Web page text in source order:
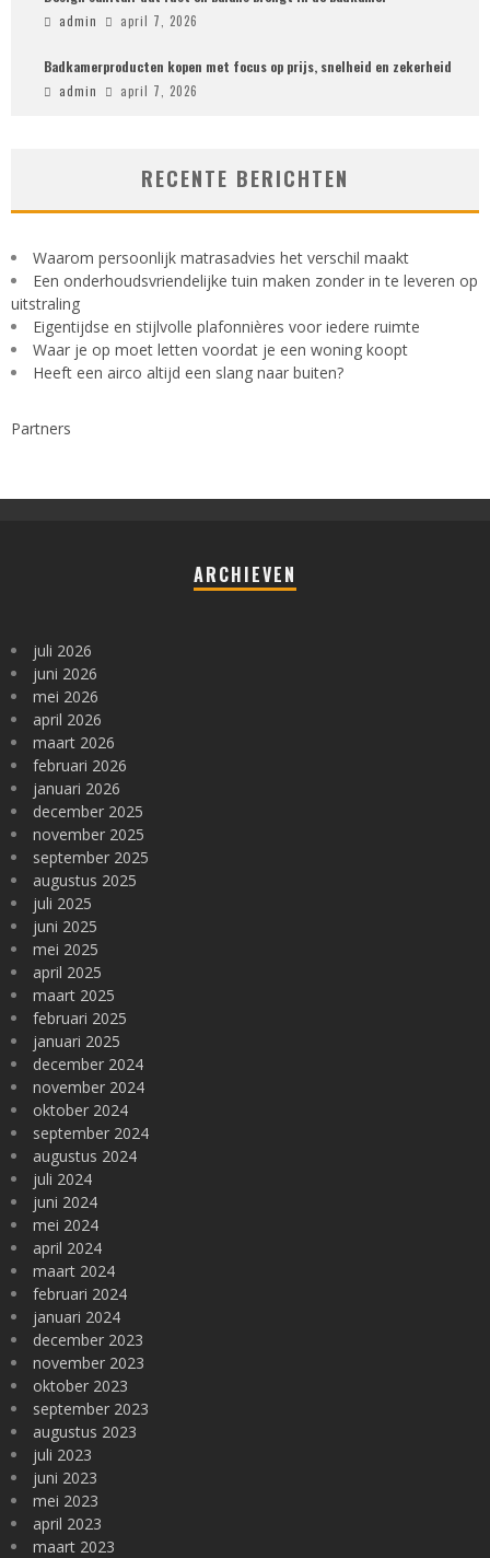
admin april 7, 2026
Badkamerproducten kopen met focus op prijs, snelheid en zekerheid
admin april 7, 2026
RECENTE BERICHTEN
Waarom persoonlijk matrasadvies het verschil maakt
Een onderhoudsvriendelijke tuin maken zonder in te leveren op
uitstraling
Eigentijdse en stijlvolle plafonnières voor iedere ruimte
Waar je op moet letten voordat je een woning koopt
Heeft een airco altijd een slang naar buiten?
Partners
ARCHIEVEN
juli 2026
juni 2026
mei 2026
april 2026
maart 2026
februari 2026
januari 2026
december 2025
november 2025
september 2025
augustus 2025
juli 2025
juni 2025
mei 2025
april 2025
maart 2025
februari 2025
januari 2025
december 2024
november 2024
oktober 2024
september 2024
augustus 2024
juli 2024
juni 2024
mei 2024
april 2024
maart 2024
februari 2024
januari 2024
december 2023
november 2023
oktober 2023
september 2023
augustus 2023
juli 2023
juni 2023
mei 2023
april 2023
maart 2023